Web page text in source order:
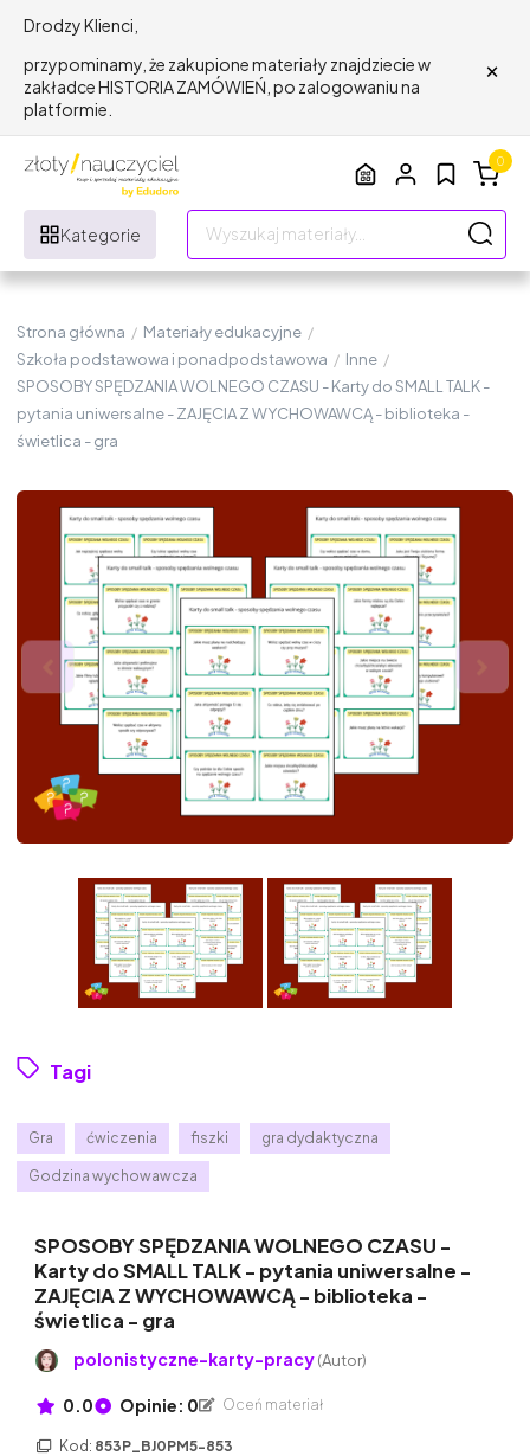
Drodzy Klienci,
przypominamy, że zakupione materiały znajdziecie w
zakładce HISTORIA ZAMÓWIEŃ, po zalogowaniu na
platformie.
×
Kategorie
0
Strona główna / Materiały edukacyjne /
Szkoła podstawowa i ponadpodstawowa / Inne /
SPOSOBY SPĘDZANIA WOLNEGO CZASU - Karty do SMALL TALK -
pytania uniwersalne - ZAJĘCIA Z WYCHOWAWCĄ - biblioteka -
świetlica - gra
Tagi
Gra ćwiczenia fiszki gra dydaktyczna
Godzina wychowawcza
SPOSOBY SPĘDZANIA WOLNEGO CZASU -
Karty do SMALL TALK - pytania uniwersalne -
ZAJĘCIA Z WYCHOWAWCĄ - biblioteka -
świetlica - gra
polonistyczne-karty-pracy(Autor)
0.0 Opinie: 0 Oceń materiał
Kod: 853P_BJ0PM5-853